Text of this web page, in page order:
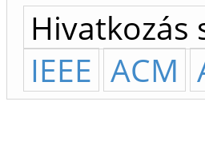
Hivatkozás
IEEE ACM